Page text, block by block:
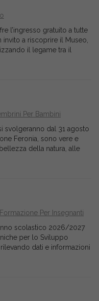
l’ingresso gratuito a tutte
invito a riscoprire il Museo,
il legame tra il
Per Bambini
svolgeranno dal 31 agosto
Feronia, sono vere e
della natura, alle
Per Insegnanti
scolastico 2026/2027
per lo Sviluppo
dati e informazioni